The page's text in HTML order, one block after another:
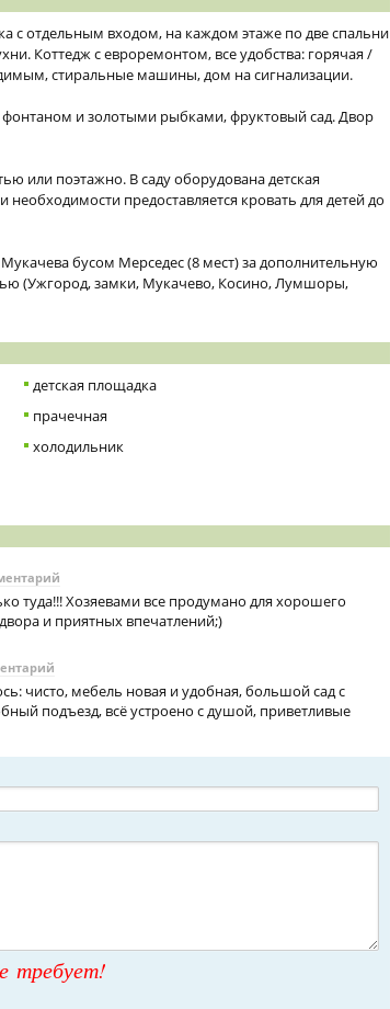
с отдельным входом, на каждом этаже по две спальни
Коттедж с евроремонтом, все удобства: горячая /
стиральные машины, дом на сигнализации.
и золотыми рыбками, фруктовый сад. Двор
или поэтажно. В саду оборудована детская
предоставляется кровать для детей до
бусом Мерседес (8 мест) за дополнительную
(Ужгород, замки, Мукачево, Косино, Лумшоры,
детская площадка
прачечная
холодильник
туда!!! Хозяевами все продумано для хорошего
и приятных впечатлений;)
чисто, мебель новая и удобная, большой сад с
подъезд, всё устроено с душой, приветливые
требует!